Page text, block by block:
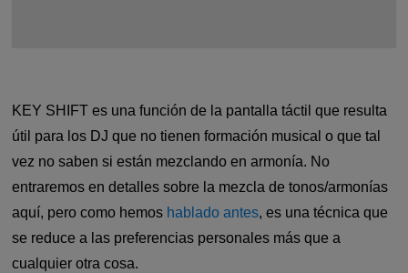
KEY SHIFT es una función de la pantalla táctil que resulta
útil para los DJ que no tienen formación musical o que tal
vez no saben si están mezclando en armonía. No
entraremos en detalles sobre la mezcla de tonos/armonías
aquí, pero como hemos hablado antes, es una técnica que
se reduce a las preferencias personales más que a
cualquier otra cosa.